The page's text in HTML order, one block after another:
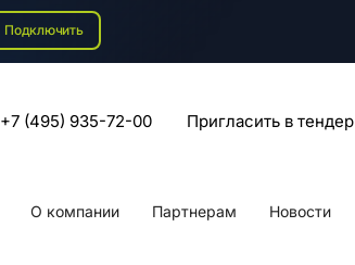
Подключить
+7 (495) 935-72-00 Пригласить в тендер
О компании Партнерам Новости